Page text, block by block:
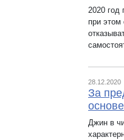
2020 год
при этом
28.12.2020
За
Джин в